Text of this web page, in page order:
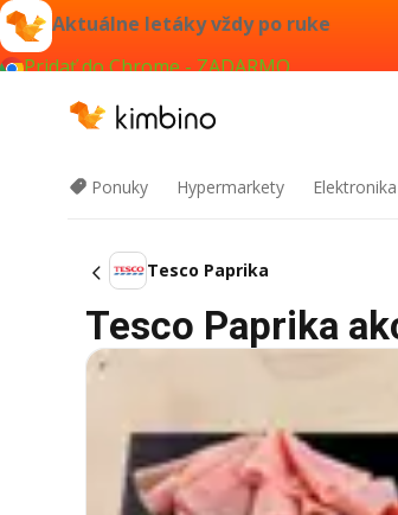
Aktuálne letáky vždy po ruke
Pridať do Chrome - ZADARMO
Ponuky Hypermarkety Elektronika
Tesco Paprika
Tesco Paprika